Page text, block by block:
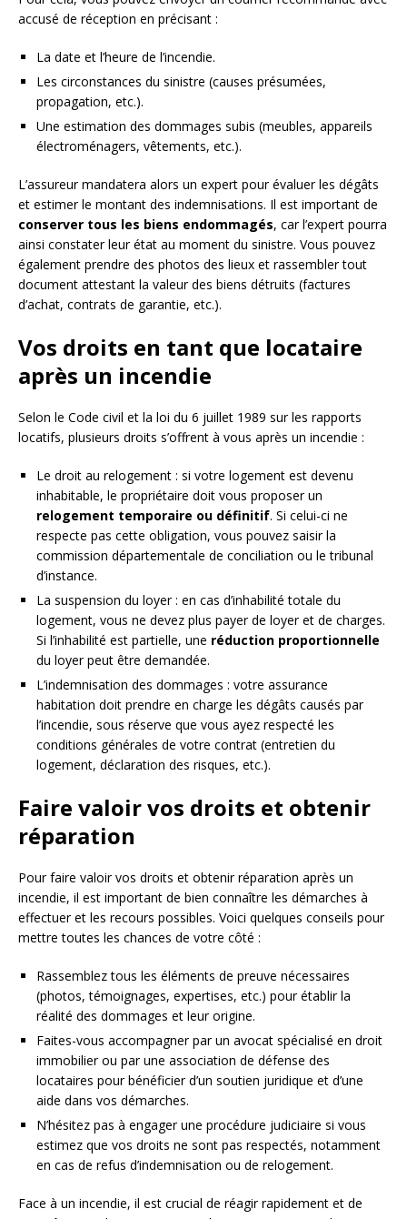
accusé de réception en précisant :
La date et l’heure de l’incendie.
Les circonstances du sinistre (causes présumées,
propagation, etc.).
Une estimation des dommages subis (meubles, appareils
électroménagers, vêtements, etc.).
L’assureur mandatera alors un expert pour évaluer les dégâts
et estimer le montant des indemnisations. Il est important de
conserver tous les biens endommagés, car l’expert pourra
ainsi constater leur état au moment du sinistre. Vous pouvez
également prendre des photos des lieux et rassembler tout
document attestant la valeur des biens détruits (factures
d’achat, contrats de garantie, etc.).
Vos droits en tant que locataire
après un incendie
Selon le Code civil et la loi du 6 juillet 1989 sur les rapports
locatifs, plusieurs droits s’offrent à vous après un incendie :
Le droit au relogement : si votre logement est devenu
inhabitable, le propriétaire doit vous proposer un
relogement temporaire ou définitif. Si celui-ci ne
respecte pas cette obligation, vous pouvez saisir la
commission départementale de conciliation ou le tribunal
d’instance.
La suspension du loyer : en cas d’inhabilité totale du
logement, vous ne devez plus payer de loyer et de charges.
Si l’inhabilité est partielle, une réduction proportionnelle
du loyer peut être demandée.
L’indemnisation des dommages : votre assurance
habitation doit prendre en charge les dégâts causés par
l’incendie, sous réserve que vous ayez respecté les
conditions générales de votre contrat (entretien du
logement, déclaration des risques, etc.).
Faire valoir vos droits et obtenir
réparation
Pour faire valoir vos droits et obtenir réparation après un
incendie, il est important de bien connaître les démarches à
effectuer et les recours possibles. Voici quelques conseils pour
mettre toutes les chances de votre côté :
Rassemblez tous les éléments de preuve nécessaires
(photos, témoignages, expertises, etc.) pour établir la
réalité des dommages et leur origine.
Faites-vous accompagner par un avocat spécialisé en droit
immobilier ou par une association de défense des
locataires pour bénéficier d’un soutien juridique et d’une
aide dans vos démarches.
N’hésitez pas à engager une procédure judiciaire si vous
estimez que vos droits ne sont pas respectés, notamment
en cas de refus d’indemnisation ou de relogement.
Face à un incendie, il est crucial de réagir rapidement et de